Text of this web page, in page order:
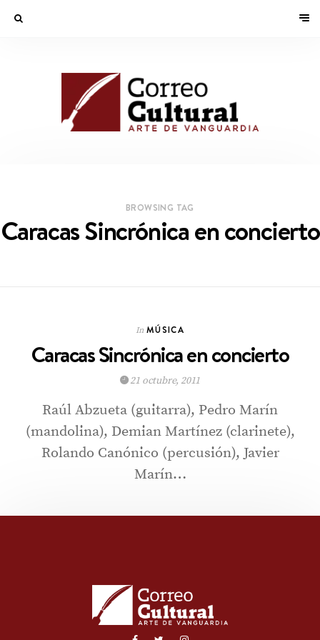
BROWSING TAG
Caracas Sincrónica en concierto
In MÚSICA
Caracas Sincrónica en concierto
21 octubre, 2011
Raúl Abzueta (guitarra), Pedro Marín
(mandolina), Demian Martínez (clarinete),
Rolando Canónico (percusión), Javier
Marín…